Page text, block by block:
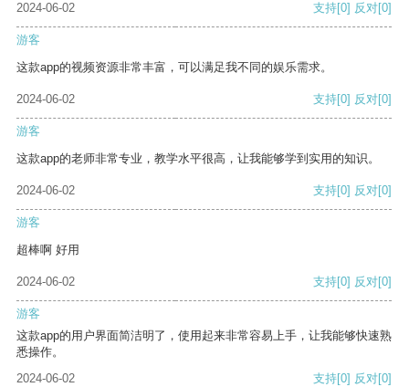
2024-06-02 支持[0] 反对[0]
游客
这款app的视频资源非常丰富，可以满足我不同的娱乐需求。
2024-06-02 支持[0] 反对[0]
游客
这款app的老师非常专业，教学水平很高，让我能够学到实用的知识。
2024-06-02 支持[0] 反对[0]
游客
超棒啊 好用
2024-06-02 支持[0] 反对[0]
游客
这款app的用户界面简洁明了，使用起来非常容易上手，让我能够快速熟
悉操作。
2024-06-02
支持[0] 反对[0]